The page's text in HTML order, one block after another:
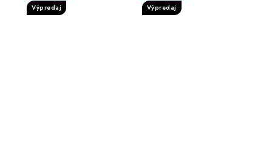
Výpredaj
Výpredaj